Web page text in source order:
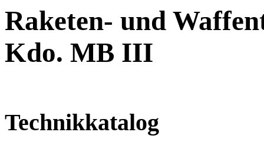
Raketen- und
Kdo. MB III
Technikkatalog